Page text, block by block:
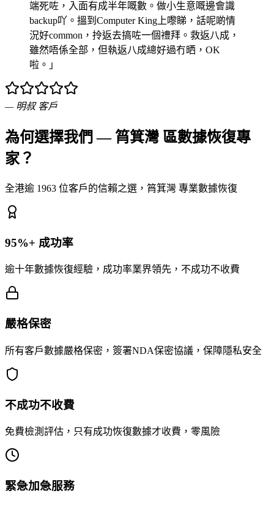
端死咗，入面有成半年嘅數。做小生意嘅邊會識
backup吖。搵到Computer King上嚟睇，話呢啲情
況好common，拎返去搞咗一個禮拜。救返八成，
雖然唔係全部，但執返八成總好過冇晒，OK
啦。」
— 明叔客戶
為何選擇我們 — 筲箕灣 區數據恢復專
家？
全港逾 1963 位客戶的信賴之選，筲箕灣 專業數據恢復
95%+ 成功率
逾十年數據恢復經驗，成功率業界領先，不成功不收費
嚴格保密
所有客戶數據嚴格保密，簽署NDA保密協議，保障隱私安全
不成功不收費
免費檢測評估，只有成功恢復數據才收費，零風險
緊急加急服務